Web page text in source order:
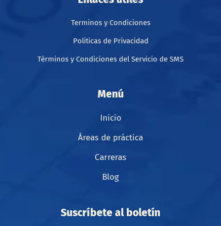
Terminos y Condiciones
Politicas de Privacidad
Términos y Condiciones del Servicio de SMS
Menú
Inicio
Áreas de práctica
Carreras
Blog
Suscríbete al boletín